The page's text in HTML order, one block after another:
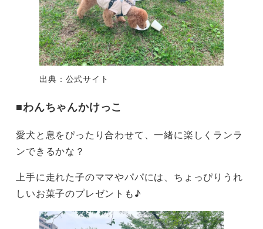
出典：公式サイト
■わんちゃんかけっこ
愛犬と息をぴったり合わせて、一緒に楽しくランラ
ンできるかな？
上手に走れた子のママやパパには、ちょっぴりうれ
しいお菓子のプレゼントも♪